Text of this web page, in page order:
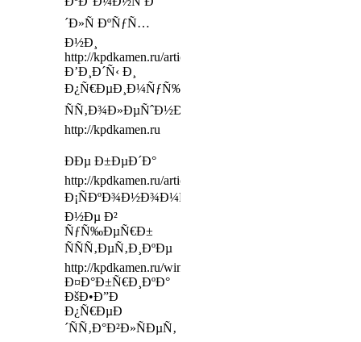
´Ð»Ñ ÐºÑƒÑ…
Ð½Ð¸
http://kpdkamen.ru/articles/statya1/
Ð’Ð¸Ð´Ñ‹ Ð¸
Ð¿Ñ€ÐµÐ¸Ð¼ÑƒÑ‰ÐµÑÑ‚Ð²Ð°
ÑÑ‚Ð¾Ð»ÐµÑˆÐ½Ð¸Ñ†
http://kpdkamen.ru
ÐÐµ Ð±ÐµÐ´Ð°
http://kpdkamen.ru/articles/granit/
Ð¡ÑÐºÐ¾Ð½Ð¾Ð¼ÑŒÑ‚Ðµ
Ð½Ðµ Ð²
ÑƒÑ‰ÐµÑ€Ð±
ÑÑÑ‚ÐµÑ‚Ð¸ÐºÐµ
http://kpdkamen.ru/windowsills/
Ð¤Ð°Ð±Ñ€Ð¸ÐºÐ°
ÐšÐ•Ð”Ð
Ð¿Ñ€ÐµÐ
´ÑÑ‚Ð°Ð²Ð»ÑÐµÑ‚